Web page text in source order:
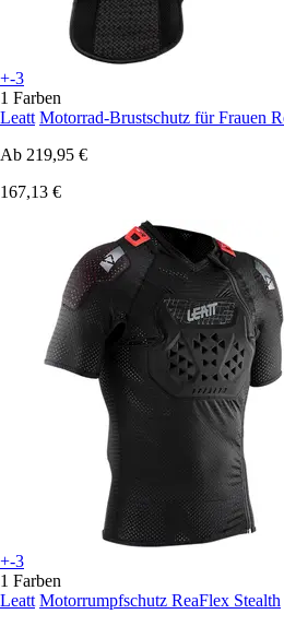
+-3
1 Farben
Leatt Motorrad-Brustschutz für Frauen
Ab 219,95 €
167,13 €
+-3
1 Farben
Leatt Motorrumpfschutz ReaFlex Stealth